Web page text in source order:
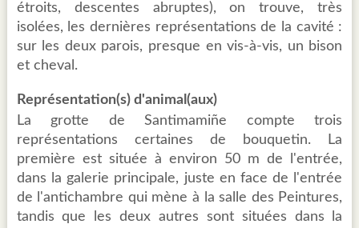
étroits, descentes abruptes), on trouve, très
isolées, les dernières représentations de la cavité :
sur les deux parois, presque en vis-à-vis, un bison
et cheval.
Représentation(s) d'animal(aux)
La grotte de Santimamiñe compte trois
représentations certaines de bouquetin. La
première est située à environ 50 m de l'entrée,
dans la galerie principale, juste en face de l'entrée
de l'antichambre qui mène à la salle des Peintures,
tandis que les deux autres sont situées dans la